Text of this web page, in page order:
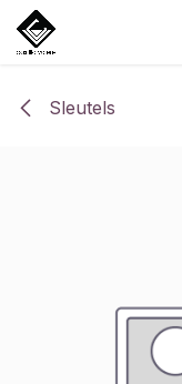
Overslaan naar inhoud
Sleutels